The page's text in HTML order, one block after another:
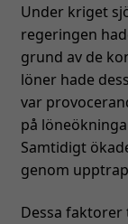
Under kriget
regeringen
grund av de
löner hade
var
på
Samtidigt
genom
Dessa